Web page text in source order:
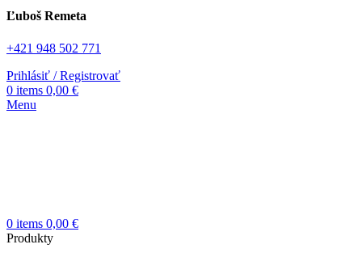
Ľuboš Remeta
+421 948 502 771
Prihlásiť / Registrovať
0 items 0,00 €
Menu
0 items 0,00 €
Produkty